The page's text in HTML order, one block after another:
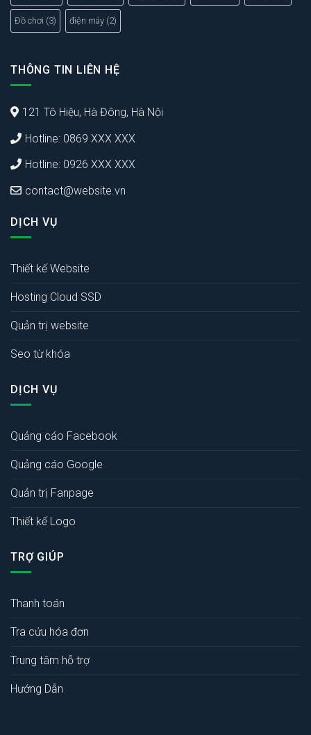
Đồ chơi (3) điện máy (2)
THÔNG TIN LIÊN HỆ
121 Tô Hiệu, Hà Đông, Hà Nội
Hotline: 0869 XXX XXX
Hotline: 0926 XXX XXX
contact@website.vn
DỊCH VỤ
Thiết kế Website
Hosting Cloud SSD
Quản trị website
Seo từ khóa
DỊCH VỤ
Quảng cáo Facebook
Quảng cáo Google
Quản trị Fanpage
Thiết kế Logo
TRỢ GIÚP
Thanh toán
Tra cứu hóa đơn
Trung tâm hỗ trợ
Hướng Dẫn